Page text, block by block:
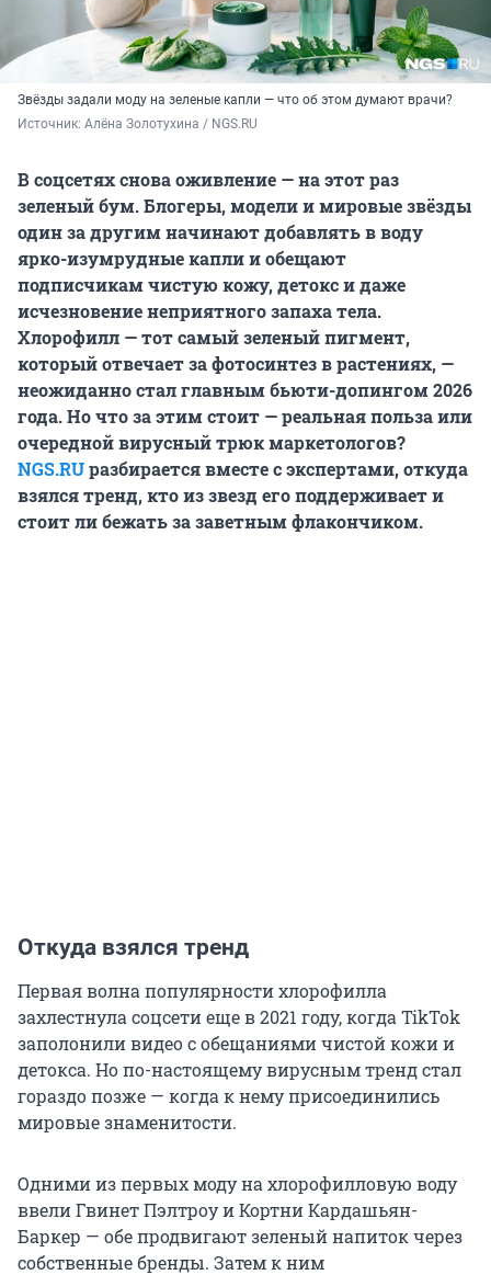
Звёзды задали моду на зеленые капли — что об этом думают врачи?
Источник: Алёна Золотухина / NGS.RU
В соцсетях снова оживление — на этот раз
зеленый бум. Блогеры, модели и мировые звёзды
один за другим начинают добавлять в воду
ярко-изумрудные капли и обещают
подписчикам чистую кожу, детокс и даже
исчезновение неприятного запаха тела.
Хлорофилл — тот самый зеленый пигмент,
который отвечает за фотосинтез в растениях, —
неожиданно стал главным бьюти-допингом 2026
года. Но что за этим стоит — реальная польза или
очередной вирусный трюк маркетологов?
NGS.RUразбирается вместе с экспертами, откуда
взялся тренд, кто из звезд его поддерживает и
стоит ли бежать за заветным флакончиком.
Откуда взялся тренд
Первая волна популярности хлорофилла
захлестнула соцсети еще в 2021 году, когда TikTok
заполонили видео с обещаниями чистой кожи и
детокса. Но по-настоящему вирусным тренд стал
гораздо позже — когда к нему присоединились
мировые знаменитости.
Одними из первых моду на хлорофилловую воду
ввели Гвинет Пэлтроу и Кортни Кардашьян-
Баркер — обе продвигают зеленый напиток через
собственные бренды. Затем к ним